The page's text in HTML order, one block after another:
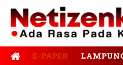
E-PAPER